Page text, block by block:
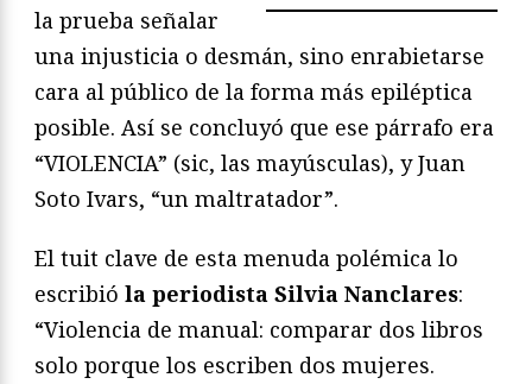
la prueba señalar
una injusticia o desmán, sino enrabietarse
cara al público de la forma más epiléptica
posible. Así se concluyó que ese párrafo era
“VIOLENCIA” (sic, las mayúsculas), y Juan
Soto Ivars, “un maltratador”.
El tuit clave de esta menuda polémica lo
escribió la periodista Silvia Nanclares:
“Violencia de manual: comparar dos libros
solo porque los escriben dos mujeres.